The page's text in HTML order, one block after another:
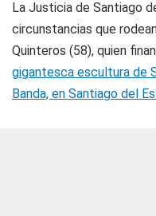
La Justicia de Santiago
circunstancias que
Quinteros (58), quien
gigantesca escultura de
Banda, en Santiago del